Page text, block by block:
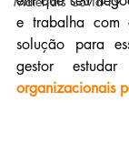
e trabalha com
solução para
gestor
organizacionais